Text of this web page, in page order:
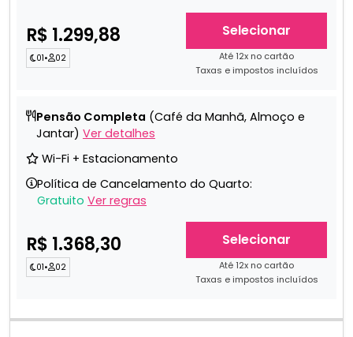
R$ 1.299,88
01• 02
Selecionar
Até 12x no cartão
Taxas e impostos incluídos
Pensão Completa (Café da Manhã, Almoço e
Jantar) Ver detalhes
Wi-Fi + Estacionamento
Política de Cancelamento do Quarto:
Gratuito Ver regras
R$ 1.368,30
01• 02
Selecionar
Até 12x no cartão
Taxas e impostos incluídos